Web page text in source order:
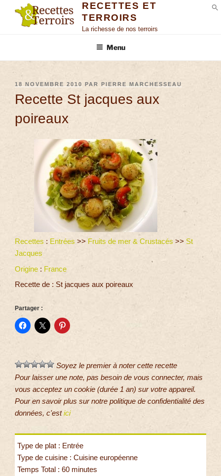
RECETTES ET
TERROIRS
La richesse de nos terroirs
Menu
18 NOVEMBRE 2010 PAR PIERRE MARCHESSEAU
Recette St jacques aux
poireaux
Recettes : Entrées >> Fruits de mer & Crustacés >> St
Jacques
Origine : France
Recette de : St jacques aux poireaux
Partager :
Soyez le premier à noter cette recette
Pour laisser une note, pas besoin de vous connecter, mais
vous acceptez un cookie (durée 1 an) sur votre appareil.
Pour en savoir plus sur notre politique de confidentialité des
données, c'estici
Type de plat : Entrée
Type de cuisine : Cuisine européenne
Temps Total : 60 minutes